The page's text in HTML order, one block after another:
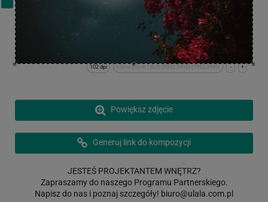
+
-
x:0cm y:0cm | (0,0) (5992,3995) (5992,3995)
102 dpi
Powiększ zdjęcie
Generuj link do kompozycji
JESTEŚ PROJEKTANTEM WNĘTRZ?
Zapraszamy do naszego Programu Partnerskiego.
Napisz do nas i poznaj szczegóły! biuro@ulala.com.pl